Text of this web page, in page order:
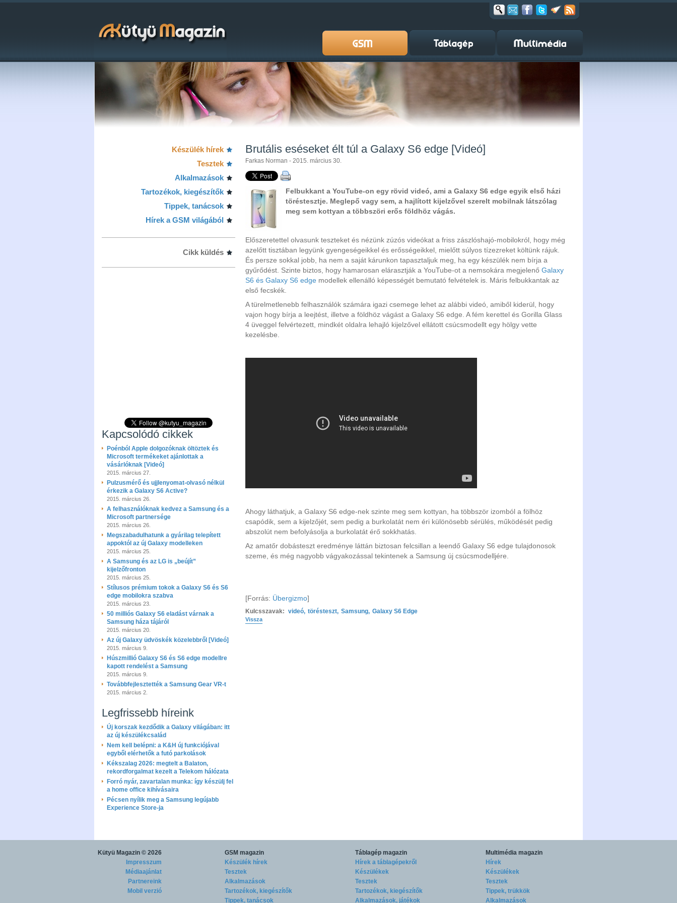
Készülék hírek
Tesztek
Alkalmazások
Tartozékok, kiegészítők
Tippek, tanácsok
Hírek a GSM világából
Cikk küldés
Kapcsolódó cikkek
Poénból Apple dolgozóknak öltöztek és
Microsoft termékeket ajánlottak a
vásárlóknak [Videó]
2015. március 27.
Pulzusmérő és ujjlenyomat-olvasó nélkül
érkezik a Galaxy S6 Active?
2015. március 26.
A felhasználóknak kedvez a Samsung és a
Microsoft partnersége
2015. március 26.
Megszabadulhatunk a gyárilag telepített
appoktól az új Galaxy modelleken
2015. március 25.
A Samsung és az LG is „beújít”
kijelzőfronton
2015. március 25.
Stílusos prémium tokok a Galaxy S6 és S6
edge mobilokra szabva
2015. március 23.
50 milliós Galaxy S6 eladást várnak a
Samsung háza tájáról
2015. március 20.
Az új Galaxy üdvöskék közelebbről [Videó]
2015. március 9.
Húszmillió Galaxy S6 és S6 edge modellre
kapott rendelést a Samsung
2015. március 9.
Továbbfejlesztették a Samsung Gear VR-t
2015. március 2.
Legfrissebb híreink
Új korszak kezdődik a Galaxy világában: itt
az új készülékcsalád
Nem kell belépni: a K&H új funkciójával
egyből elérhetők a futó parkolások
Kékszalag 2026: megtelt a Balaton,
rekordforgalmat kezelt a Telekom hálózata
Forró nyár, zavartalan munka: így készülj fel
a home office kihívásaira
Pécsen nyílik meg a Samsung legújabb
Experience Store-ja
Brutális eséseket élt túl a Galaxy S6 edge [Videó]
Farkas Norman - 2015. március 30.
Felbukkant a YouTube-on egy rövid videó, ami a Galaxy S6 edge egyik első házi
töréstesztje. Meglepő vagy sem, a hajlított kijelzővel szerelt mobilnak látszólag
meg sem kottyan a többszöri erős földhöz vágás.
Előszeretettel olvasunk teszteket és nézünk zúzós videókat a friss zászlóshajó-mobilokról, hogy még
azelőtt tisztában legyünk gyengeségeikkel és erősségeikkel, mielőtt súlyos tízezreket költünk rájuk.
És persze sokkal jobb, ha nem a saját kárunkon tapasztaljuk meg, ha egy készülék nem bírja a
gyűrődést. Szinte biztos, hogy hamarosan elárasztják a YouTube-ot a nemsokára megjelenő Galaxy
S6 és Galaxy S6 edge modellek ellenálló képességét bemutató felvételek is. Máris felbukkantak az
első fecskék.
A türelmetlenebb felhasználók számára igazi csemege lehet az alábbi videó, amiből kiderül, hogy
vajon hogy bírja a leejtést, illetve a földhöz vágást a Galaxy S6 edge. A fém kerettel és Gorilla Glass
4 üveggel felvértezett, mindkét oldalra lehajló kijelzővel ellátott csúcsmodellt egy hölgy vette
kezelésbe.
Ahogy láthatjuk, a Galaxy S6 edge-nek szinte meg sem kottyan, ha többször izomból a fölhöz
csapódik, sem a kijelzőjét, sem pedig a burkolatát nem éri különösebb sérülés, működését pedig
abszolút nem befolyásolja a burkolatát érő sokkhatás.
Az amatőr dobásteszt eredménye láttán biztosan felcsillan a leendő Galaxy S6 edge tulajdonosok
szeme, és még nagyobb vágyakozással tekintenek a Samsung új csúcsmodelljére.
[Forrás: Übergizmo]
Kulcsszavak: videó, törésteszt, Samsung, Galaxy S6 Edge
Vissza
Kütyü Magazin © 2026
Impresszum
Médiaajánlat
Partnereink
Mobil verzió
GSM magazin
Készülék hírek
Tesztek
Alkalmazások
Tartozékok, kiegészítők
Tippek, tanácsok
Táblagép magazin
Hírek a táblagépekről
Készülékek
Tesztek
Tartozékok, kiegészítők
Alkalmazások, játékok
Multimédia magazin
Hírek
Készülékek
Tesztek
Tippek, trükkök
Alkalmazások